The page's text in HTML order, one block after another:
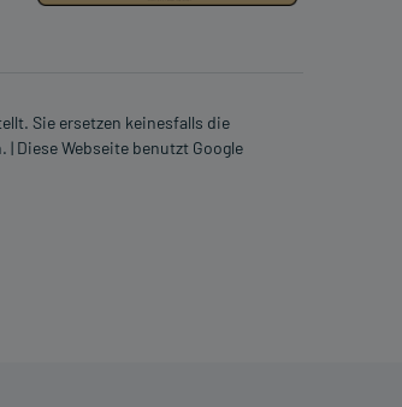
Sie ersetzen keinesfalls die
Diese Webseite benutzt Google